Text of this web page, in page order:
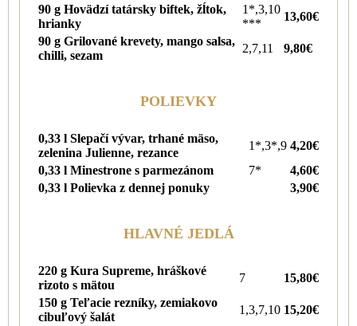
90 g Hovädzí tatársky biftek, žĺtok,
hrianky
1*,3,10
***
13,60€
90 g Grilované krevety, mango salsa,
chilli, sezam
2,7,11 9,80€
POLIEVKY
0,33 l Slepačí vývar, trhané mäso,
zelenina Julienne, rezance
1*,3*,9 4,20€
0,33 l Minestrone s parmezánom
7*
4,60€
0,33 l Polievka z dennej ponuky
3,90€
HLAVNÉ JEDLÁ
220 g Kura Supreme, hráškové
rizoto s mätou
7
15,80€
150 g Teľacie rezníky, zemiakovo
cibuľový šalát
1,3,7,10 15,20€